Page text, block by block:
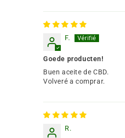
F.
Goede producten!
Buen aceite de CBD.
Volveré a comprar.
R.